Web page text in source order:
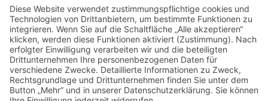
Unabhängige WählerGemeinschaft Gröbenzell
Wir sind ein Querschnitt der Gesellschaft bezüglich des
Alters, der Berufe, Herkunft, Interessen und Ansichten.
Bei uns kann man nicht Mitglied werden und wir haben
keine starren Strukturen, aber dafür viel Energie und